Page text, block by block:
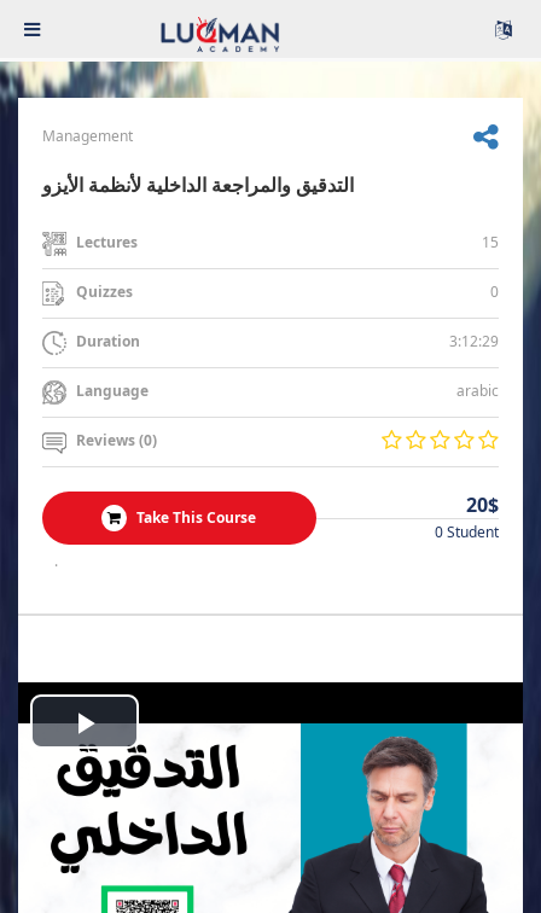
Management
التدقيق والمراجعة الداخلية لأنظمة الأيزو
Lectures 15
Quizzes 0
Duration 3:12:29
Language arabic
Reviews (0)
Take This Course 20$
0 Student
.
Play
Video